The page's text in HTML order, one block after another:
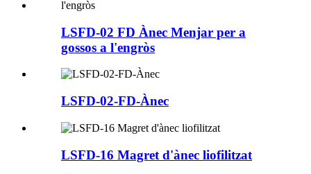
LSFD-02 FD Ànec Menjar per a
gossos a l'engròs
LSFD-02-FD-Ànec
LSFD-16 Magret d'ànec liofilitzat